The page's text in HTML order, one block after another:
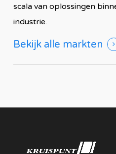
scala van oplossingen
industrie.
Bekijk alle markten